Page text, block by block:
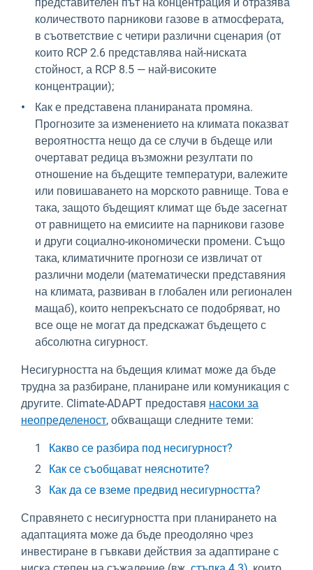
количеството парникови газове в атмосферата,
в съответствие с четири различни сценария (от
които RCP 2.6 представлява най-ниската
стойност, а RCP 8.5 — най-високите
концентрации);
Как е представена планираната промяна.
Прогнозите за изменението на климата показват
вероятността нещо да се случи в бъдеще или
очертават редица възможни резултати по
отношение на бъдещите температури, валежите
или повишаването на морското равнище. Това е
така, защото бъдещият климат ще бъде засегнат
от равнището на емисиите на парникови газове
и други социално-икономически промени. Също
така, климатичните прогнози се извличат от
различни модели (математически представяния
на климата, развиван в глобален или регионален
мащаб), които непрекъснато се подобряват, но
все още не могат да предскажат бъдещето с
абсолютна сигурност.
Несигурността на бъдещия климат може да бъде
трудна за разбиране, планиране или комуникация с
другите. Climate-ADAPT предоставя насоки за
неопределеност, обхващащи следните теми:
Какво се разбира под несигурност?
Как се съобщават неяснотите?
Как да се вземе предвид несигурността?
Справянето с несигурността при планирането на
адаптацията може да бъде преодоляно чрез
инвестиране в гъвкави действия за адаптиране с